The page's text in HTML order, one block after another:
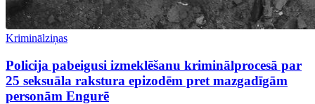
Kriminālziņas
Policija pabeigusi izmeklēšanu kriminālprocesā par
25 seksuāla rakstura epizodēm pret mazgadīgām
personām Engurē